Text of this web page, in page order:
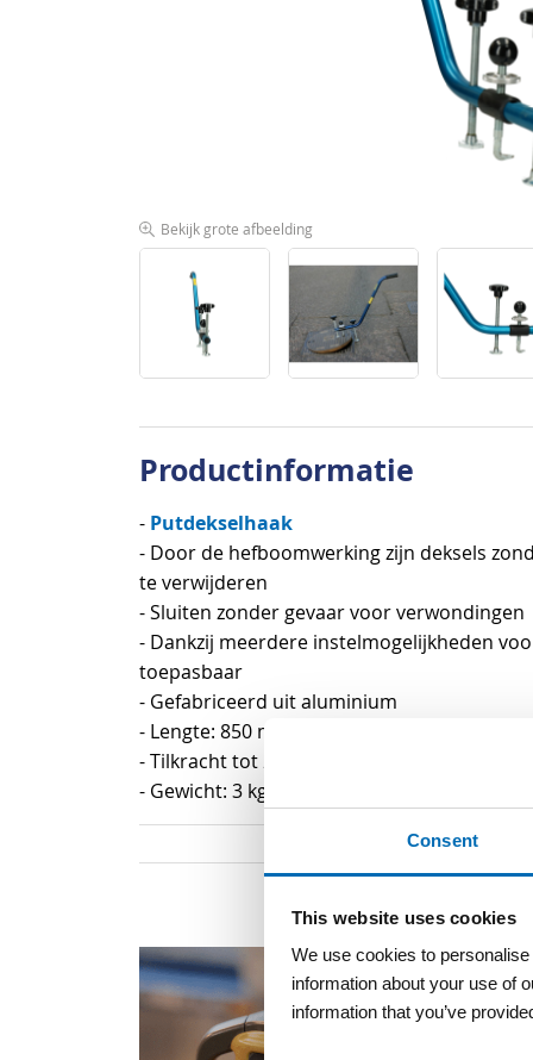
Consent
This website uses cookies
We use cookies to
information about your use of
information that you’ve
Bekijk grote afbeelding
het
van
de
afbeeldingen-
gallerij
Productinformatie
- Putdekselhaak
- Door de hefboomwerking zijn deksels
te verwijderen
- Sluiten zonder gevaar voor verwondingen
- Dankzij meerdere instelmogelijkheden
toepasbaar
- Gefabriceerd uit aluminium
- Lengte: 850 mm
- Tilkracht tot 2000 kg
- Gewicht: 3 kg